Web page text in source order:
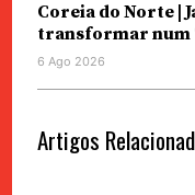
Coreia do Norte |
transformar num
6 Ago 2026
Artigos